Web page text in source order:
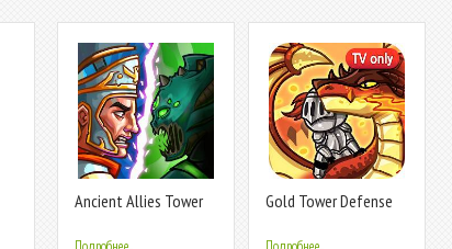
Ancient Allies Tower
Gold Tower Defense